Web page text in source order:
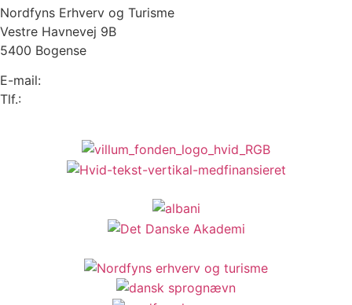
Nordfyns Erhverv og Turisme
Vestre Havnevej 9B
5400 Bogense
E-mail:
Tlf.: